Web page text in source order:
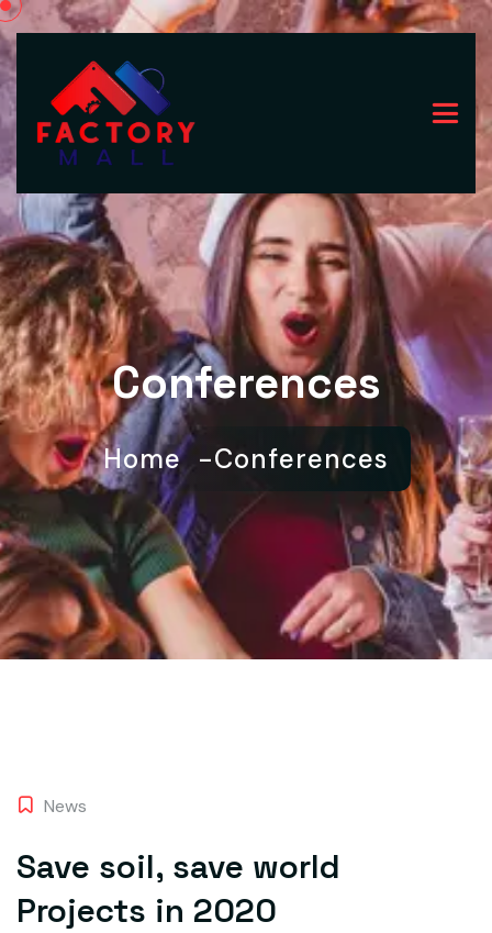
Conferences
Home Conferences
News
Save soil, save world
Projects in 2020